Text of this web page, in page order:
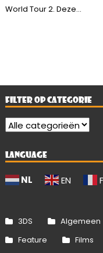
World Tour 2. Deze...
FILTER OP CATEGORIE
LANGUAGE
NL EN
3DS Algemeen
Feature
Films